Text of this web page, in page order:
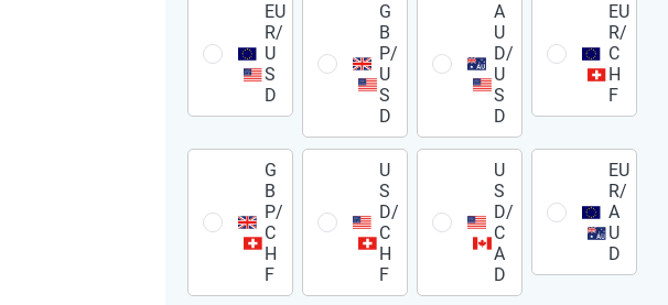
EU
R/
U
S
D
G
B
P/
U
S
D
A
U
D/
U
S
D
EU
R/
C
H
F
G
B
P/
C
H
F
U
S
D/
C
H
F
U
S
D/
C
A
D
EU
R/
A
U
D